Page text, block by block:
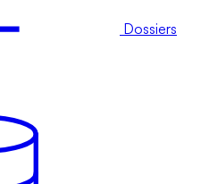
Dossiers